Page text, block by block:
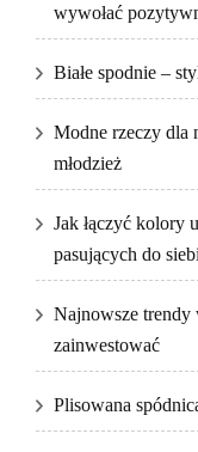
wywołać
Białe spodnie –
Modne rzeczy dla
młodzież
Jak łączyć kolory
pasujących do
Najnowsze
zainwestować
Plisowana